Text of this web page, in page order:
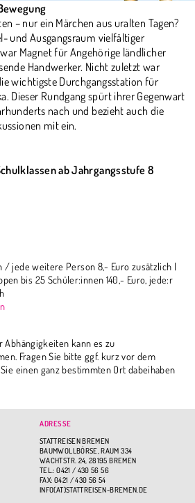
– nur ein Märchen aus uralten Tagen?
und Ausgangsraum vielfältiger
Magnet für Angehörige ländlicher
Handwerker. Nicht zuletzt war
wichtigste Durchgangsstation für
Dieser Rundgang spürt ihrer Gegenwart
nach und bezieht auch die
mit ein.
ab Jahrgangsstufe 8
/ jede weitere Person 8,- Euro zusätzlich |
bis 25 Schüler:innen 140,- Euro, jede:r
kann es zu
Fragen Sie bitte ggf. kurz vor dem
einen ganz bestimmten Ort dabeihaben
ADRESSE
STATTREISEN BREMEN
BAUMWOLLBÖRSE, RAUM 334
WACHTSTR. 24, 28195 BREMEN
TEL.: 0421 / 430 56 56
FAX: 0421 / 430 56 54
INFO(AT)STATTREISEN-BREMEN.DE